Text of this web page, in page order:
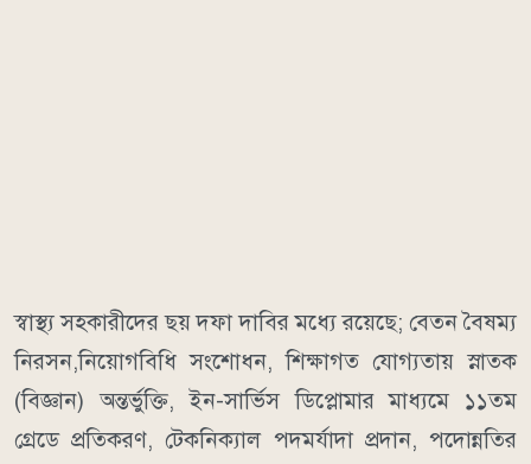
স্বাস্থ্য সহকারীদের ছয় দফা দাবির মধ্যে রয়েছে; বেতন বৈষম্য
নিরসন,নিয়োগবিধি সংশোধন, শিক্ষাগত যোগ্যতায় স্নাতক
(বিজ্ঞান) অন্তর্ভুক্তি, ইন-সার্ভিস ডিপ্লোমার মাধ্যমে ১১তম
গ্রেডে প্রতিকরণ, টেকনিক্যাল পদমর্যাদা প্রদান, পদোন্নতির